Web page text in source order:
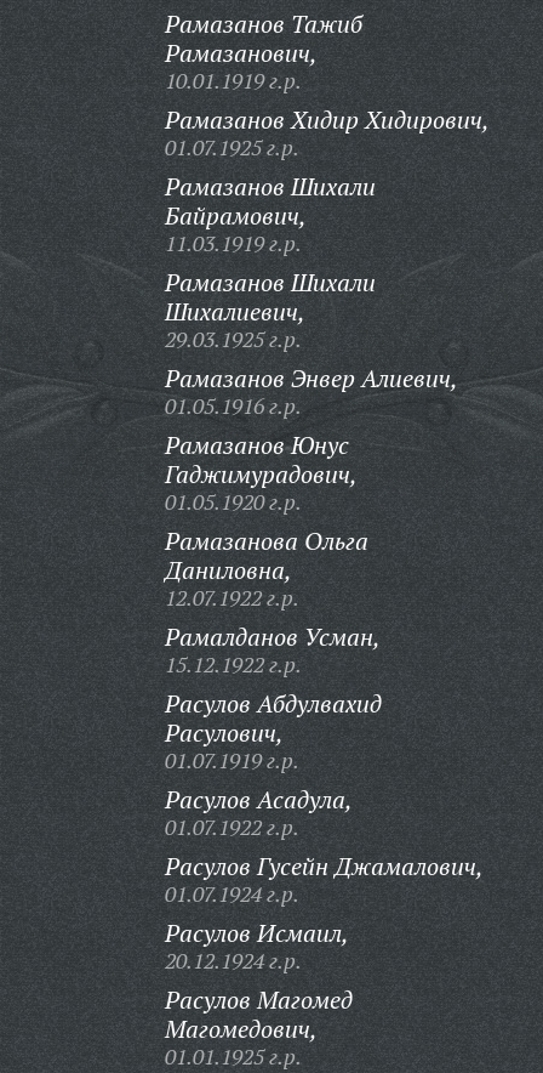
Рамазанов Тажиб
Рамазанович,
10.01.1919 г.р.
Рамазанов Хидир Хидирович,
01.07.1925 г.р.
Рамазанов Шихали
Байрамович,
11.03.1919 г.р.
Рамазанов Шихали
Шихалиевич,
29.03.1925 г.р.
Рамазанов Энвер Алиевич,
01.05.1916 г.р.
Рамазанов Юнус
Гаджимурадович,
01.05.1920 г.р.
Рамазанова Ольга
Даниловна,
12.07.1922 г.р.
Рамалданов Усман,
15.12.1922 г.р.
Расулов Абдулвахид
Расулович,
01.07.1919 г.р.
Расулов Асадула,
01.07.1922 г.р.
Расулов Гусейн Джамалович,
01.07.1924 г.р.
Расулов Исмаил,
20.12.1924 г.р.
Расулов Магомед
Магомедович,
01.01.1925 г.р.